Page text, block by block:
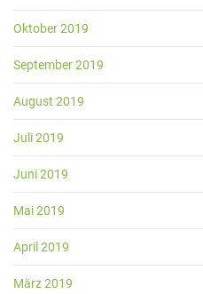
Oktober 2019
September 2019
August 2019
Juli 2019
Juni 2019
Mai 2019
April 2019
März 2019